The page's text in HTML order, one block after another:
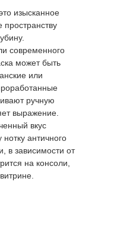
изысканное
современного
может быть
или
ручную
выражение.
вкус
античного
в зависимости от
на консоли,